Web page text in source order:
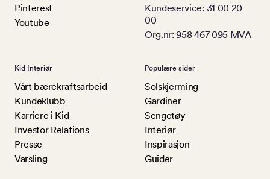
Pinterest
Youtube
Kundeservice: 31 00 20
00
Org.nr: 958 467 095 MVA
Kid Interiør
Vårt bærekraftsarbeid
Kundeklubb
Karriere i Kid
Investor Relations
Presse
Varsling
Populære sider
Solskjerming
Gardiner
Sengetøy
Interiør
Inspirasjon
Guider